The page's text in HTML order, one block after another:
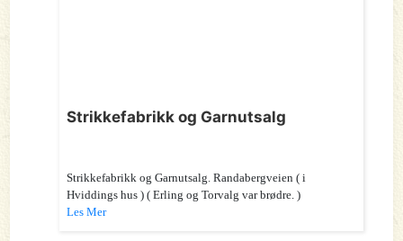
Strikkefabrikk og Garnutsalg
Strikkefabrikk og Garnutsalg. Randabergveien ( i
Hviddings hus ) ( Erling og Torvalg var brødre. )
Les Mer